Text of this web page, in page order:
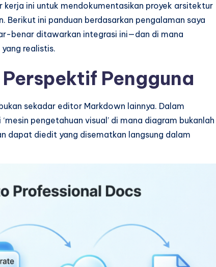
kerja ini untuk mendokumentasikan proyek arsitektur
Berikut ini panduan berdasarkan pengalaman saya
benar ditawarkan integrasi ini—dan di mana
realistis.
Pengguna
sekadar editor Markdown lainnya. Dalam
pengetahuan visual’ di mana diagram bukanlah
dapat diedit yang disematkan langsung dalam